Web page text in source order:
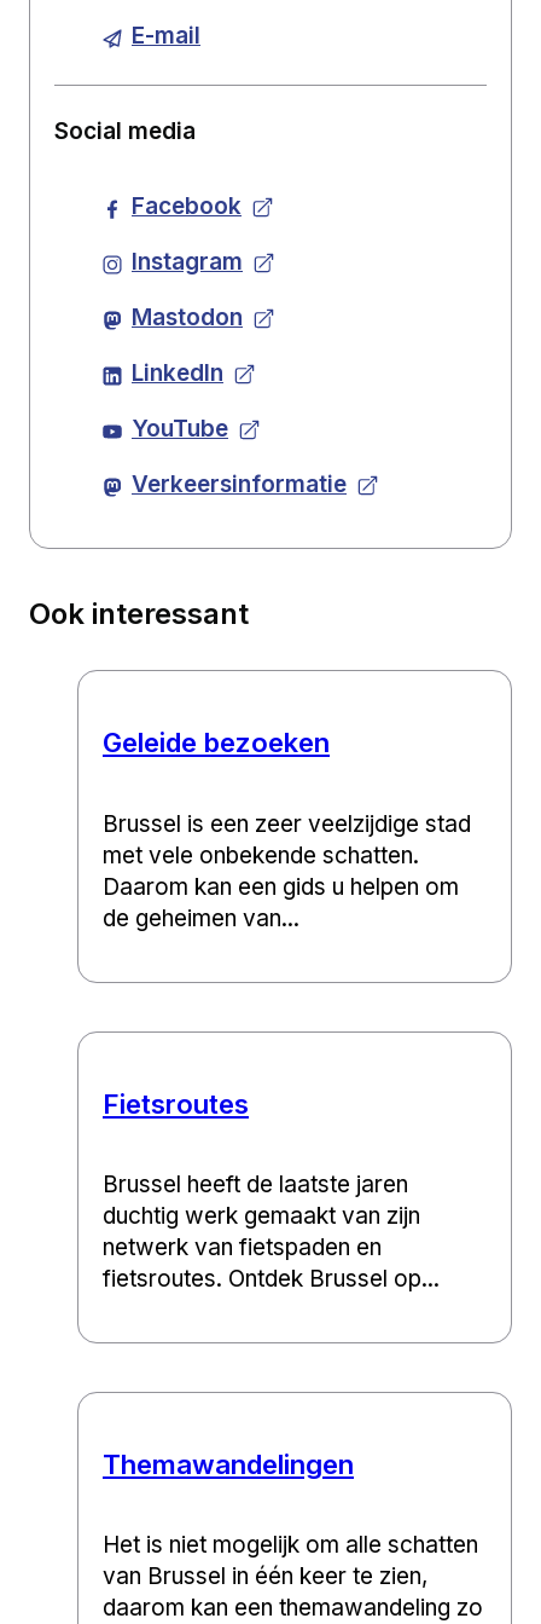
E-mail
Social media
Facebook
Instagram
Mastodon
LinkedIn
YouTube
Verkeersinformatie
Ook interessant
Geleide bezoeken
Brussel is een zeer veelzijdige stad
met vele onbekende schatten.
Daarom kan een gids u helpen om
de geheimen van...
Fietsroutes
Brussel heeft de laatste jaren
duchtig werk gemaakt van zijn
netwerk van fietspaden en
fietsroutes. Ontdek Brussel op...
Themawandelingen
Het is niet mogelijk om alle schatten
van Brussel in één keer te zien,
daarom kan een themawandeling zo